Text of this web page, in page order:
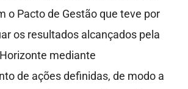
o Pacto de Gestão que teve por
os resultados alcançados pela
mediante
de ações definidas, de modo a